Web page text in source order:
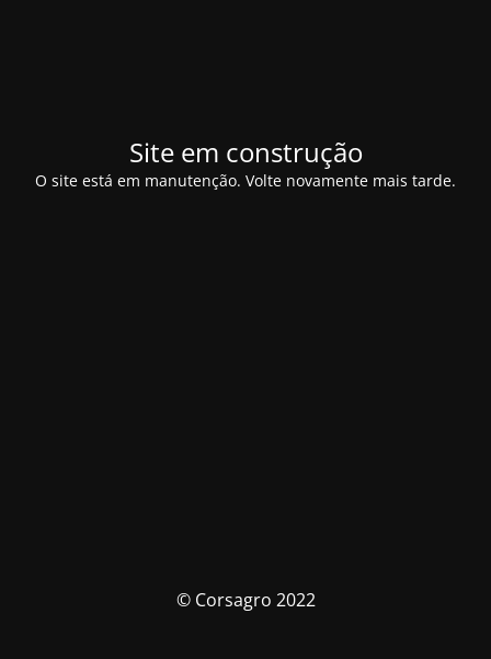
Site em construção
O site está em manutenção. Volte novamente mais tarde.
© Corsagro 2022